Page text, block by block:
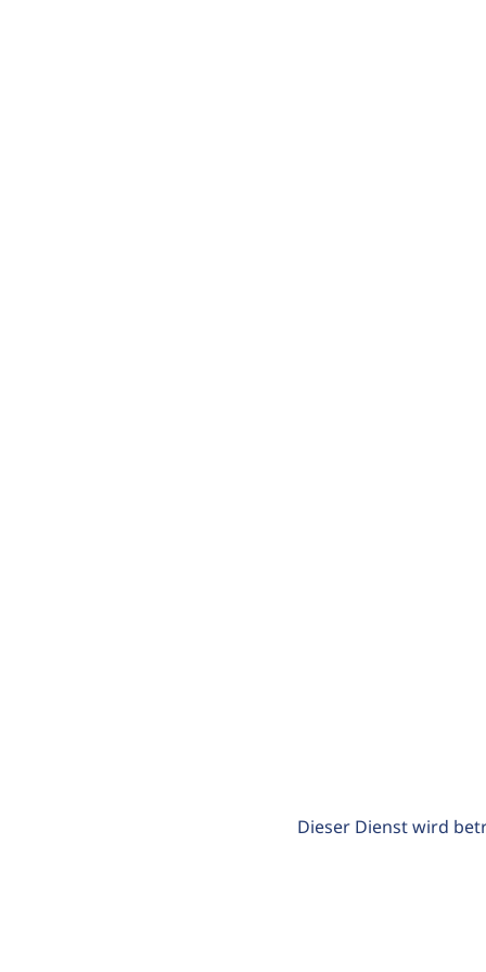
Dieser Dienst wird